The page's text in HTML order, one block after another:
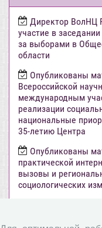
Директор ВолНЦ
участие в
за выборами в
области
Опубликованы
Всероссийской
международным
реализации
национальные
35-летию Центра
Опубликованы
практической
вызовы и
социологических